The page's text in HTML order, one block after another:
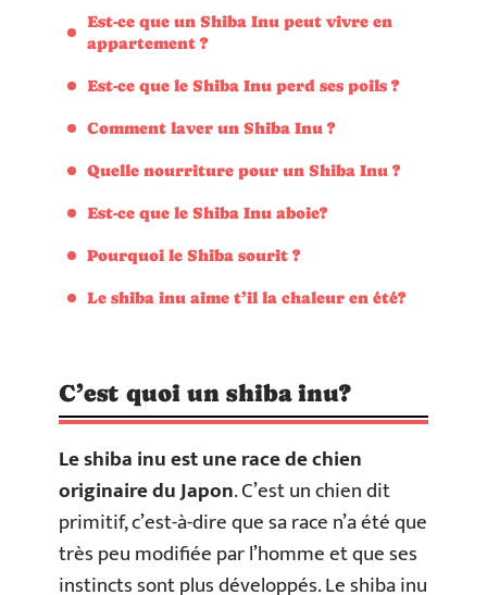
Est-ce que un Shiba Inu peut vivre en
appartement ?
Est-ce que le Shiba Inu perd ses poils ?
Comment laver un Shiba Inu ?
Quelle nourriture pour un Shiba Inu ?
Est-ce que le Shiba Inu aboie?
Pourquoi le Shiba sourit ?
Le shiba inu aime t’il la chaleur en été?
C’est quoi un shiba inu?
Le shiba inu est une race de chien
originaire du Japon. C’est un chien dit
primitif, c’est-à-dire que sa race n’a été que
très peu modifiée par l’homme et que ses
instincts sont plus développés. Le shiba inu